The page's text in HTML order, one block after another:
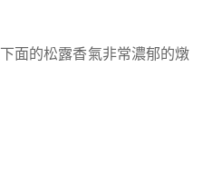
面的松露香氣非常濃郁的燉